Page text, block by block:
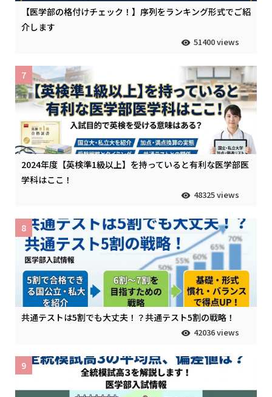
【医学部の格付けチェック！】序列をランキング形式でご紹
介します
51400 views
2024年度【英検準1級以上】を持っていると有利な医学部医
学科はここ！
48325 views
7
共通テストは5割でも大丈夫！？共通テスト5割の戦略！
42036 views
8
9